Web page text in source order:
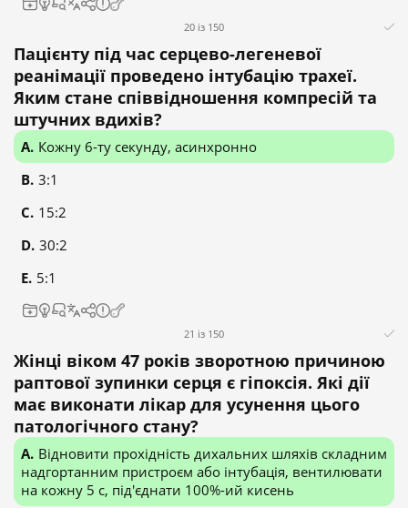
20 із 150
Пацієнту під час серцево-легеневої
реанімації проведено інтубацію трахеї.
Яким стане співвідношення компресій та
штучних вдихів?
Кожну 6-ту секунду, асинхронно
3:1
15:2
30:2
5:1
21 із 150
Жінці віком 47 років зворотною причиною
раптової зупинки серця є гіпоксія. Які дії
має виконати лікар для усунення цього
патологічного стану?
Відновити прохідність дихальних шляхів складним
надгортанним пристроєм або інтубація, вентилювати
на кожну 5 с, під'єднати 100%-ий кисень